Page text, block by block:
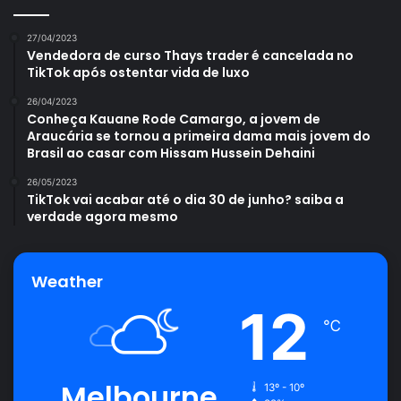
Uma publicação compartilhada por +A (@maisa)
Avalie este post post
calor Maisa Silva piscina
27/04/2023
Vendedora de curso Thays trader é cancelada no
TikTok após ostentar vida de luxo
26/04/2023
Conheça Kauane Rode Camargo, a jovem de
Araucária se tornou a primeira dama mais jovem do
Brasil ao casar com Hissam Hussein Dehaini
26/05/2023
TikTok vai acabar até o dia 30 de junho? saiba a
verdade agora mesmo
Weather
12 ℃
13º - 10º